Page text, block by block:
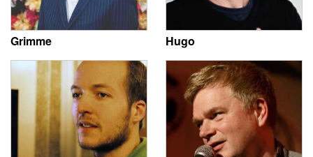
Grimme Hugo